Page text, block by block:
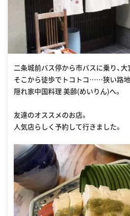
二条城前バス停から市バスに乗り、大
そこから徒歩でトコトコ……狭い路地
隠れ家中国料理 美齢(めいりん)へ。
友達のオススメのお店。
人気店らしく予約して行きました。